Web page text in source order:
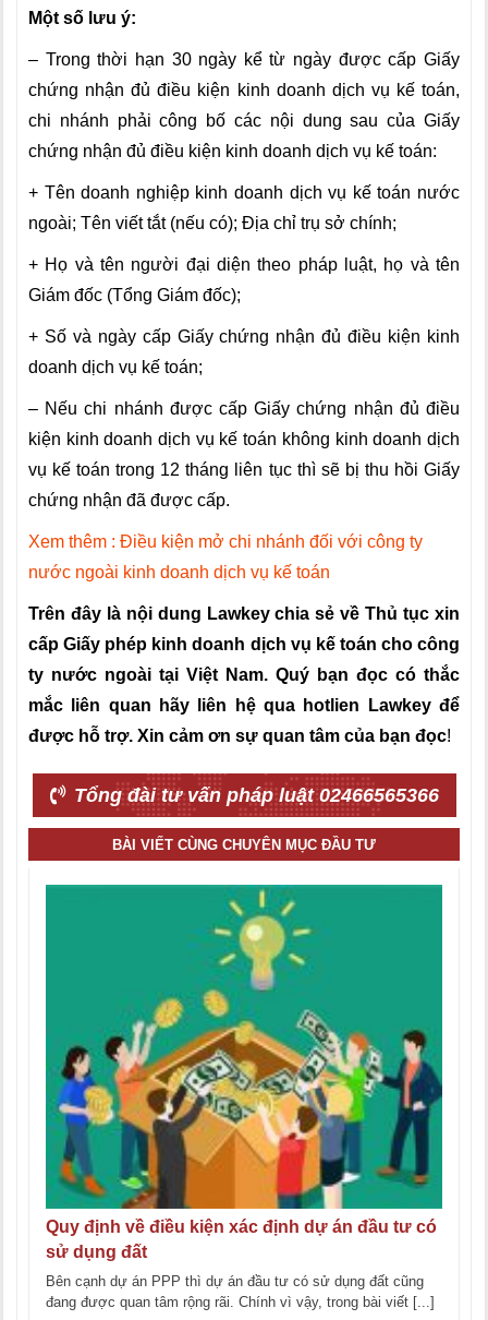
Một số lưu ý:
– Trong thời hạn 30 ngày kể từ ngày được cấp Giấy
chứng nhận đủ điều kiện kinh doanh dịch vụ kế toán,
chi nhánh phải công bố các nội dung sau của Giấy
chứng nhận đủ điều kiện kinh doanh dịch vụ kế toán:
+ Tên doanh nghiệp kinh doanh dịch vụ kế toán nước
ngoài; Tên viết tắt (nếu có); Địa chỉ trụ sở chính;
+ Họ và tên người đại diện theo pháp luật, họ và tên
Giám đốc (Tổng Giám đốc);
+ Số và ngày cấp Giấy chứng nhận đủ điều kiện kinh
doanh dịch vụ kế toán;
– Nếu chi nhánh được cấp Giấy chứng nhận đủ điều
kiện kinh doanh dịch vụ kế toán không kinh doanh dịch
vụ kế toán trong 12 tháng liên tục thì sẽ bị thu hồi Giấy
chứng nhận đã được cấp.
Xem thêm : Điều kiện mở chi nhánh đối với công ty
nước ngoài kinh doanh dịch vụ kế toán
Trên đây là nội dung Lawkey chia sẻ về Thủ tục xin
cấp Giấy phép kinh doanh dịch vụ kế toán cho công
ty nước ngoài tại Việt Nam. Quý bạn đọc có thắc
mắc liên quan hãy liên hệ qua hotlien Lawkey để
được hỗ trợ. Xin cảm ơn sự quan tâm của bạn đọc!
Tổng đài tư vấn pháp luật 02466565366
BÀI VIẾT CÙNG CHUYÊN MỤC ĐẦU TƯ
Quy định về điều kiện xác định dự án đầu tư có
sử dụng đất
Bên cạnh dự án PPP thì dự án đầu tư có sử dụng đất cũng
đang được quan tâm rộng rãi. Chính vì vậy, trong bài viết [...]